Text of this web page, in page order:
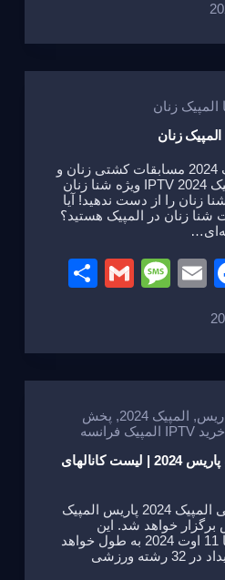
c
e
b
o
o
k
a
g
e
زنان
زنان
فروش ایپی تیوی المپیک 2024 مسابقات کشتی زنان و
مسابقات شنا زنان المپیک 2024 IPTV ویژه شنا زنان
زنان را از دست ندهید! آیا
زنان در المپیک هستید؟
F
c
e
b
o
o
k
E
M
a
g
e
G
e
, المپیک 2024 , پخش
خرید IPTV المپیک فرانسه
فروش ایپی تیوی المپیک پاریس 2024 | لیست کانالهای
فروش ایپی تیوی ورزشی المپیک 2024 پاریس المپیک
در پاریس برگزار خواهد شد. این
مسابقات از 26 جولای تا 11 اوت 2024 به طول خواهد
انجامید و شامل 329 رویداد در 32 رشته ورزشی